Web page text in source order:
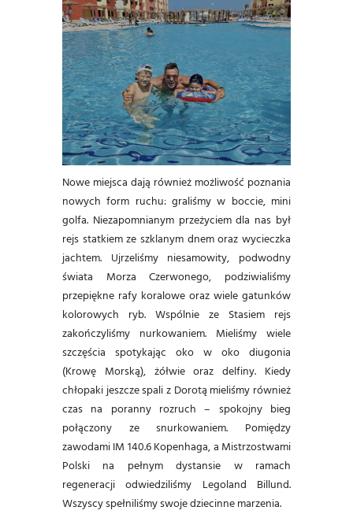
Nowe miejsca dają również możliwość poznania
nowych form ruchu: graliśmy w boccie, mini
golfa. Niezapomnianym przeżyciem dla nas był
rejs statkiem ze szklanym dnem oraz wycieczka
jachtem. Ujrzeliśmy niesamowity, podwodny
świata Morza Czerwonego, podziwialiśmy
przepiękne rafy koralowe oraz wiele gatunków
kolorowych ryb. Wspólnie ze Stasiem rejs
zakończyliśmy nurkowaniem. Mieliśmy wiele
szczęścia spotykając oko w oko diugonia
(Krowę Morską), żółwie oraz delfiny. Kiedy
chłopaki jeszcze spali z Dorotą mieliśmy również
czas na poranny rozruch – spokojny bieg
połączony ze snurkowaniem. Pomiędzy
zawodami IM 140.6 Kopenhaga, a Mistrzostwami
Polski na pełnym dystansie w ramach
regeneracji odwiedziliśmy Legoland Billund.
Wszyscy spełniliśmy swoje dziecinne marzenia.